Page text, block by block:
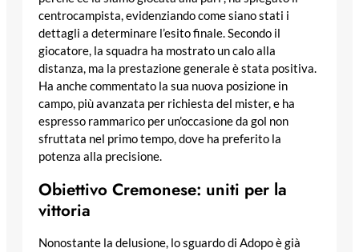
centrocampista, evidenziando come siano stati i
dettagli a determinare l’esito finale. Secondo il
giocatore, la squadra ha mostrato un calo alla
distanza, ma la prestazione generale è stata positiva.
Ha anche commentato la sua nuova posizione in
campo, più avanzata per richiesta del mister, e ha
espresso rammarico per un’occasione da gol non
sfruttata nel primo tempo, dove ha preferito la
potenza alla precisione.
Obiettivo Cremonese: uniti per la
vittoria
Nonostante la delusione, lo sguardo di Adopo è già